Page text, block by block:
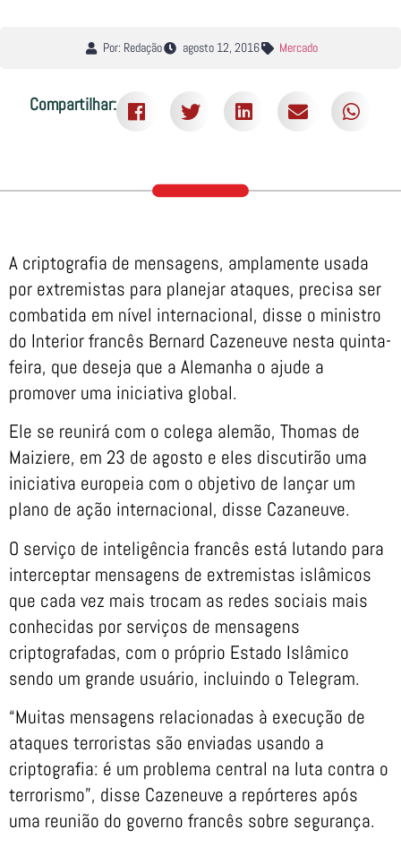
Por: Redação agosto 12, 2016 Mercado
Compartilhar:
A criptografia de mensagens, amplamente usada
por extremistas para planejar ataques, precisa ser
combatida em nível internacional, disse o ministro
do Interior francês Bernard Cazeneuve nesta quinta-
feira, que deseja que a Alemanha o ajude a
promover uma iniciativa global.
Ele se reunirá com o colega alemão, Thomas de
Maiziere, em 23 de agosto e eles discutirão uma
iniciativa europeia com o objetivo de lançar um
plano de ação internacional, disse Cazaneuve.
O serviço de inteligência francês está lutando para
interceptar mensagens de extremistas islâmicos
que cada vez mais trocam as redes sociais mais
conhecidas por serviços de mensagens
criptografadas, com o próprio Estado Islâmico
sendo um grande usuário, incluindo o Telegram.
“Muitas mensagens relacionadas à execução de
ataques terroristas são enviadas usando a
criptografia: é um problema central na luta contra o
terrorismo”, disse Cazeneuve a repórteres após
uma reunião do governo francês sobre segurança.